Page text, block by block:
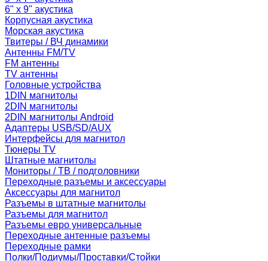
6" x 9" акустика
Корпусная акустика
Морская акустика
Твитеры / ВЧ динамики
Антенны FM/TV
FM антенны
TV антенны
Головные устройства
1DIN магнитолы
2DIN магнитолы
2DIN магнитолы Android
Адаптеры USB/SD/AUX
Интерфейсы для магнитол
Тюнеры TV
Штатные магнитолы
Мониторы / ТВ / подголовники
Переходные разъемы и аксессуары
Аксессуары для магнитол
Разъемы в штатные магнитолы
Разъемы для магнитол
Разъемы евро универсальные
Переходные антенные разъемы
Переходные рамки
Полки/Подиумы/Проставки/Стойки